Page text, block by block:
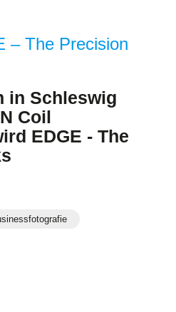
– The Precision
in Schleswig
Coil
EDGE - The